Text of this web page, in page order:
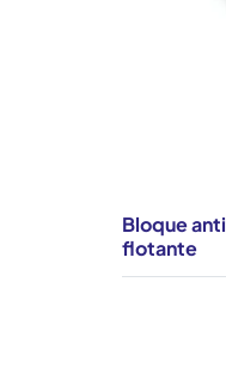
Bloque
flotante